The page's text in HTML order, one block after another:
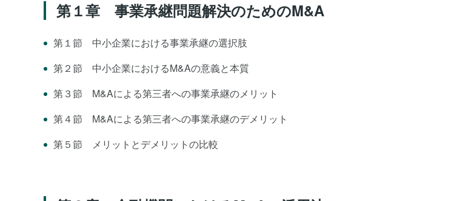
第１章 事業承継問題解決のためのM&A
第１節 中小企業における事業承継の選択肢
第２節 中小企業におけるM&Aの意義と本質
第３節 M&Aによる第三者への事業承継のメリット
第４節 M&Aによる第三者への事業承継のデメリット
第５節 メリットとデメリットの比較